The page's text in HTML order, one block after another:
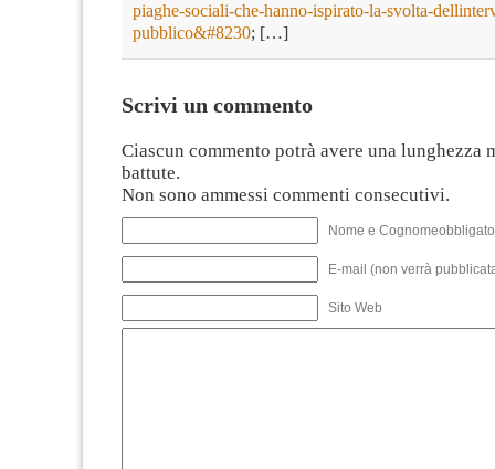
piaghe-sociali-che-hanno-ispirato-la-svolta-
pubblico&#8230; […]
Scrivi un commento
Ciascun commento potrà avere una lunghezza
battute.
Non sono ammessi commenti consecutivi.
Nome e
E-mail (non verrà
Sito Web